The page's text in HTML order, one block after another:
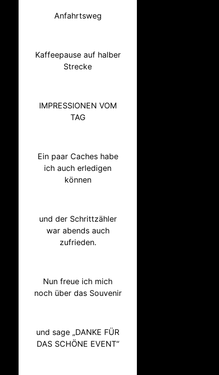
Anfahrtsweg
Kaffeepause auf halber
Strecke
IMPRESSIONEN VOM
TAG
Ein paar Caches habe
ich auch erledigen
können
und der Schrittzähler
war abends auch
zufrieden.
Nun freue ich mich
noch über das Souvenir
und sage „DANKE FÜR
DAS SCHÖNE EVENT“